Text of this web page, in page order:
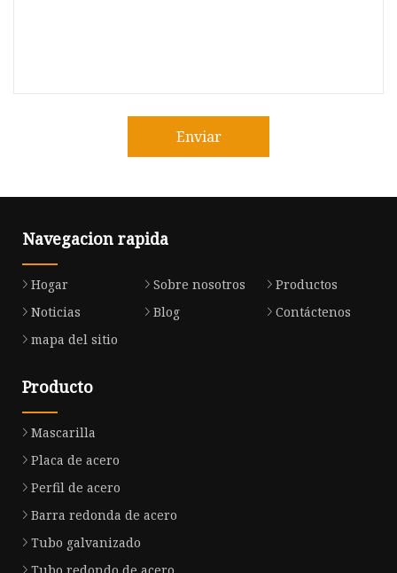
Enviar
Navegacion rapida
Hogar Sobre nosotros
Productos
Noticias
Blog
Contáctenos
mapa del sitio
Producto
Mascarilla
Placa de acero
Perfil de acero
Barra redonda de acero
Tubo galvanizado
Tubo redondo de acero